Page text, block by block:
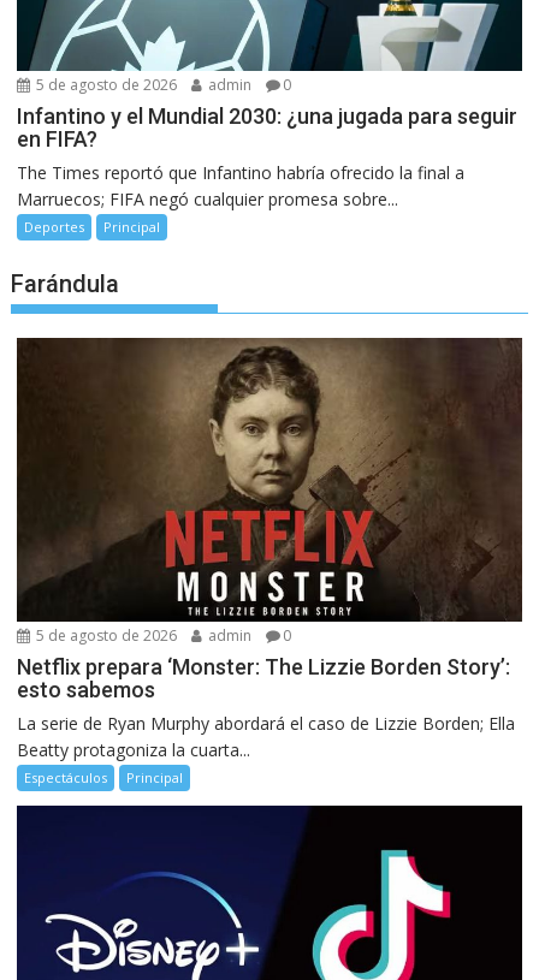
5 de agosto de 2026 admin 0
Infantino y el Mundial 2030: ¿una jugada para seguir
en FIFA?
The Times reportó que Infantino habría ofrecido la final a
Marruecos; FIFA negó cualquier promesa sobre...
Deportes Principal
Farándula
5 de agosto de 2026 admin 0
Netflix prepara ‘Monster: The Lizzie Borden Story’:
esto sabemos
La serie de Ryan Murphy abordará el caso de Lizzie Borden; Ella
Beatty protagoniza la cuarta...
Espectáculos Principal